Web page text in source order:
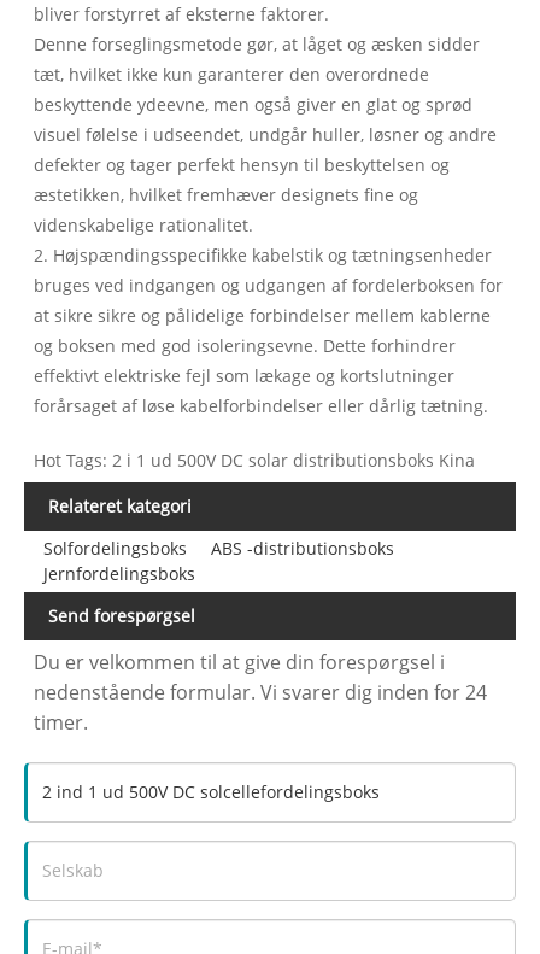
bliver forstyrret af eksterne faktorer.
Denne forseglingsmetode gør, at låget og æsken sidder
tæt, hvilket ikke kun garanterer den overordnede
beskyttende ydeevne, men også giver en glat og sprød
visuel følelse i udseendet, undgår huller, løsner og andre
defekter og tager perfekt hensyn til beskyttelsen og
æstetikken, hvilket fremhæver designets fine og
videnskabelige rationalitet.
2. Højspændingsspecifikke kabelstik og tætningsenheder
bruges ved indgangen og udgangen af ​​fordelerboksen for
at sikre sikre og pålidelige forbindelser mellem kablerne
og boksen med god isoleringsevne. Dette forhindrer
effektivt elektriske fejl som lækage og kortslutninger
forårsaget af løse kabelforbindelser eller dårlig tætning.
Hot Tags: 2 i 1 ud 500V DC solar distributionsboks Kina
Relateret kategori
Solfordelingsboks
ABS -distributionsboks
Jernfordelingsboks
Send forespørgsel
Du er velkommen til at give din forespørgsel i
nedenstående formular. Vi svarer dig inden for 24
timer.